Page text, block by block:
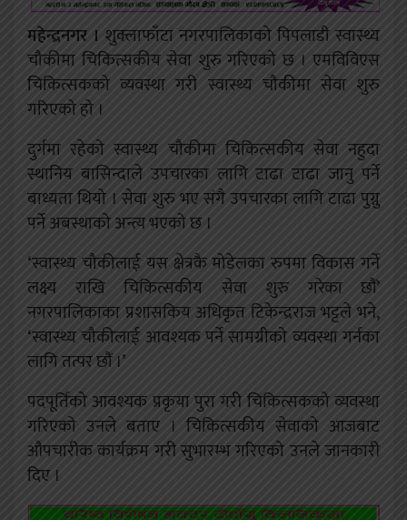
महेन्द्रनगर । शुक्लाफाँटा नगरपालिकाको पिपलाडी स्वास्थ्य
चौकीमा चिकित्सकीय सेवा शुरु गरिएको छ । एमविविएस
चिकित्सकको व्यवस्था गरी स्वास्थ्य चौकीमा सेवा शुरु
गरिएको हो ।
दुर्गमा रहेको स्वास्थ्य चौकीमा चिकित्सकीय सेवा नहुदा
स्थानिय बासिन्दाले उपचारका लागि टाढा टाढा जानु पर्ने
बाध्यता थियो । सेवा शुरु भए संगै उपचारका लागि टाढा पुग्नु
पर्ने अबस्थाको अन्त्य भएको छ ।
‘स्वास्थ्य चौकीलाई यस क्षेत्रकै मोडेलका रुपमा विकास गर्ने
लक्ष्य राखि चिकित्सकीय सेवा शुरु गरेका छौं’
नगरपालिकाका प्रशासकिय अधिकृत टिकेन्द्रराज भट्टले भने,
‘स्वास्थ्य चौकीलाई आवश्यक पर्ने सामग्रीको व्यवस्था गर्नका
लागि तत्पर छौं ।’
पदपूर्तिको आवश्यक प्रकृया पुरा गरी चिकित्सकको व्यवस्था
गरिएको उनले बताए । चिकित्सकीय सेवाको आजबाट
औपचारीक कार्यक्रम गरी सुभारम्भ गरिएको उनले जानकारी
दिए ।